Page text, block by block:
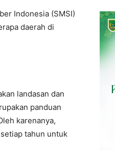
Indonesia (SMSI)
daerah di
landasan dan
panduan
karenanya,
tahun untuk